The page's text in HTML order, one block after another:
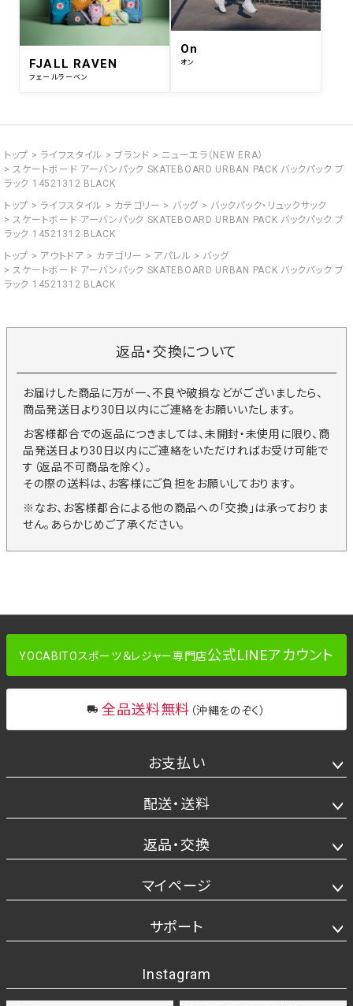
FJALL RAVEN
フェールラーベン
On
オン
トップ ライフスタイル ブランド
ニューエラ（NEW ERA）
スケートボード アーバンパック SKATEBOARD URBAN PACK バックパック ブ
ラック 14521312 BLACK
トップ
ライフスタイル カテゴリー バッグ
バックパック・リュックサック
スケートボード アーバンパック SKATEBOARD URBAN PACK バックパック ブ
ラック 14521312 BLACK
トップ
アウトドア カテゴリー アパレル
バッグ
スケートボード アーバンパック SKATEBOARD URBAN PACK バックパック ブ
ラック 14521312 BLACK
返品・交換について
お届けした商品に万が一、不良や破損などがございましたら、
商品発送日より30日以内にご連絡をお願いいたします。
お客様都合での返品につきましては、未開封・未使用に限り、商
品発送日より30日以内にご連絡をいただければお受け可能で
す（返品不可商品を除く）。
その際の送料は、お客様にご負担をお願いしております。
※なお、お客様都合による他の商品への「交換」は承っておりま
せん。あらかじめご了承ください。
YOCABITOスポーツ＆レジャー専門店公式LINEアカウント
全品送料無料 （沖縄をのぞく）
お支払い
配送・送料
返品・交換
マイページ
サポート
Instagram